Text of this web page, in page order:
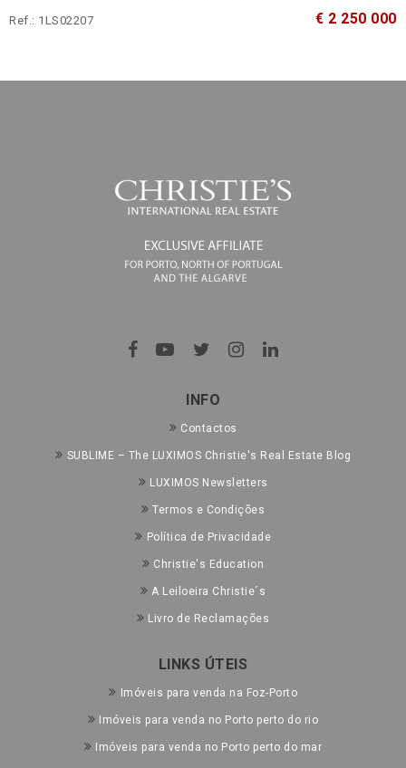
Ref.: 1LS02207 € 2 250 000
INFO
Contactos
SUBLIME – The LUXIMOS Christie's Real Estate Blog
LUXIMOS Newsletters
Termos e Condições
Política de Privacidade
Christie's Education
A Leiloeira Christie´s
Livro de Reclamações
LINKS ÚTEIS
Imóveis para venda na Foz-Porto
Imóveis para venda no Porto perto do rio
Imóveis para venda no Porto perto do mar